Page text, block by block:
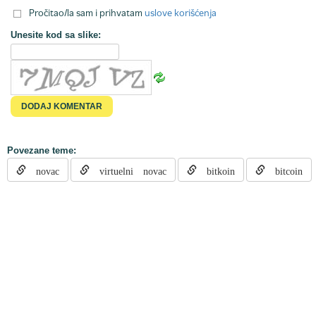
Pročitao/la sam i prihvatam uslove korišćenja
Unesite kod sa slike:
Povezane teme:
novac virtuelni novac bitkoin bitcoin